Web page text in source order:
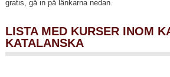
gratis, gå in på länkarna nedan.
LISTA MED KURSER INOM
KATALANSKA